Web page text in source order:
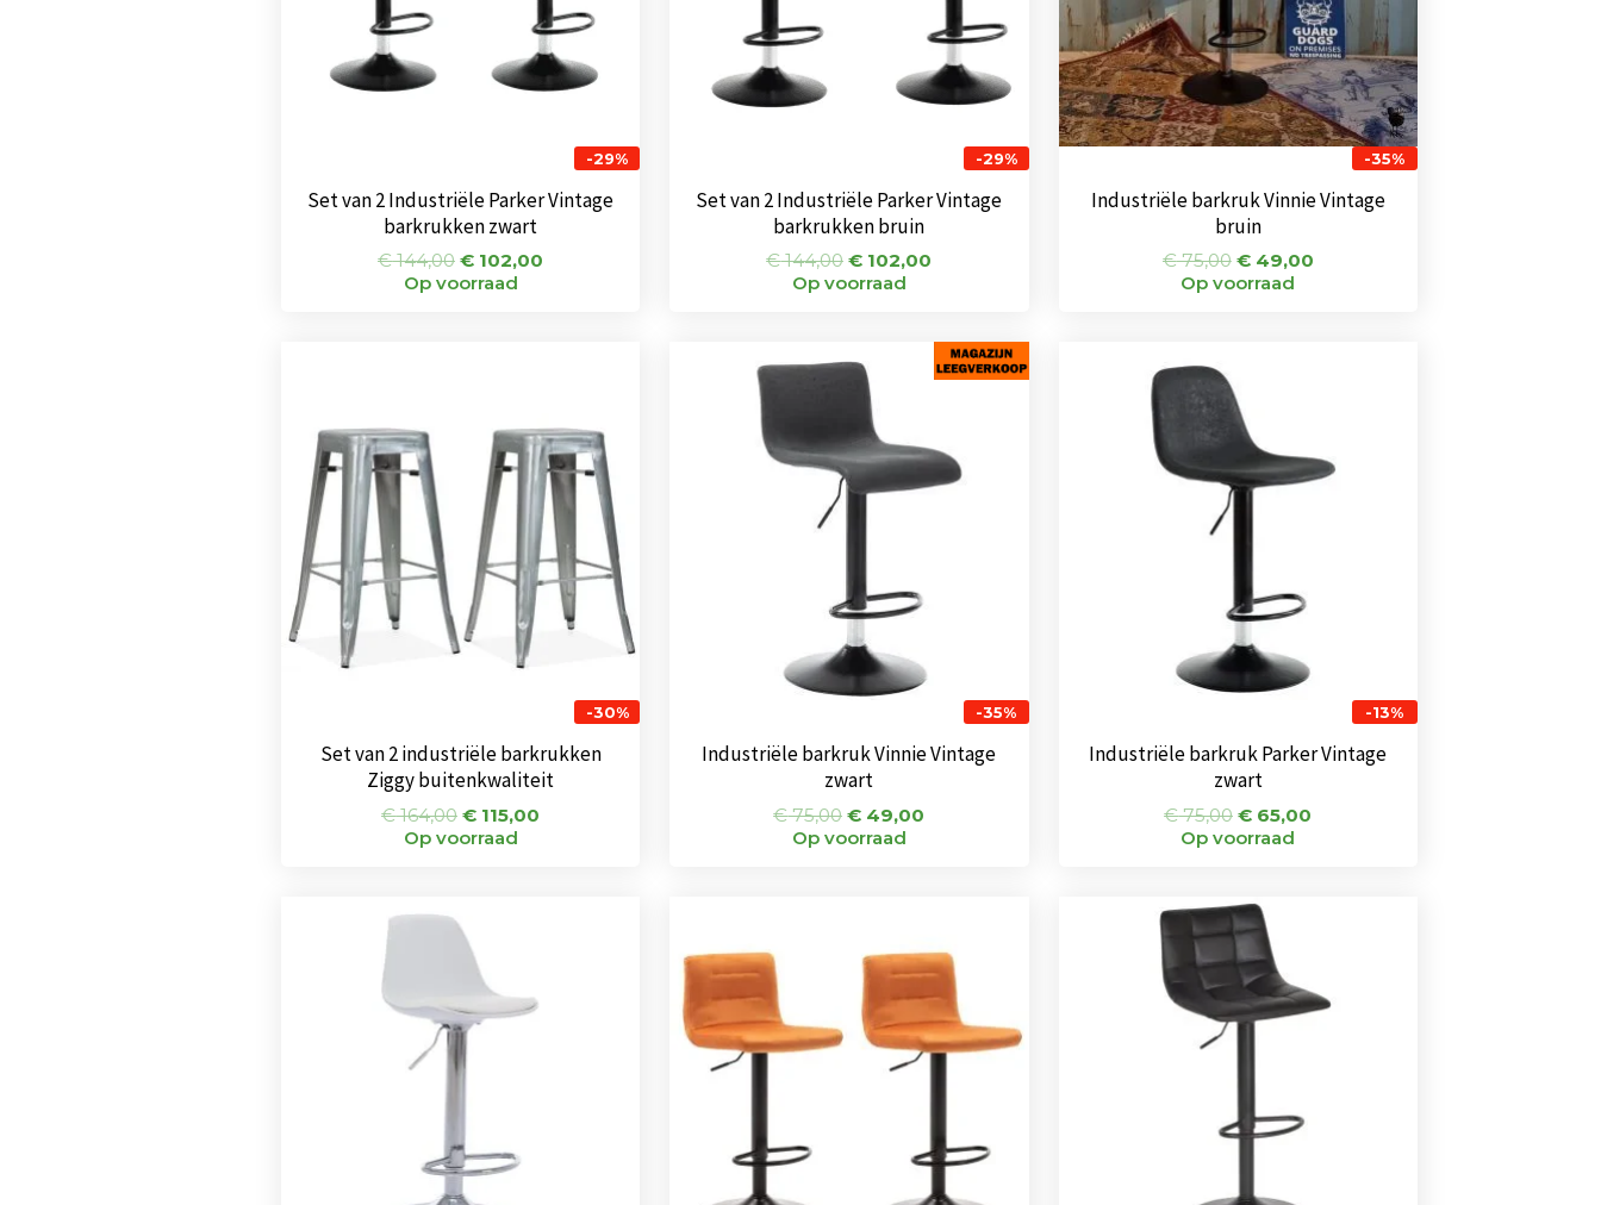
-29%
Set van 2 Industriële Parker Vintage
barkrukken zwart
€144,00 € 102,00
Op voorraad
-29%
Set van 2 Industriële Parker Vintage
barkrukken bruin
€144,00 € 102,00
Op voorraad
-35%
Industriële barkruk Vinnie Vintage
bruin
€75,00 €49,00
Op voorraad
-30%
Set van 2 industriële barkrukken
Ziggy buitenkwaliteit
€164,00 € 115,00
Op voorraad
-35%
Industriële barkruk Vinnie Vintage
zwart
€75,00
Oorspronkelijke
prijs
was:
€ 75,00.
€ 49,00
Huidige
prijs
Op voorraad
-13%
Industriële barkruk Parker Vintage
zwart
€75,00
was:
€ 75,00.
€ 65,00
Op voorraad
prijs
was:
€ 65,00.
was:
€ 144,00.
is:
€ 111,00.
Oorspronkelijke
prijs
was:
€ 75,00.